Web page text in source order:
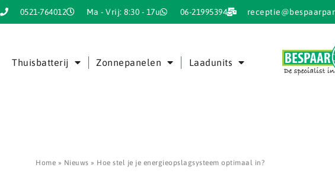
0521-764012 Ma - Vrij: 8:30 - 17u 06-21995394
Thuisbatterij Zonnepanelen Laadunits
Home » Nieuws » Hoe stel je je energieopslagsysteem optimaal in?